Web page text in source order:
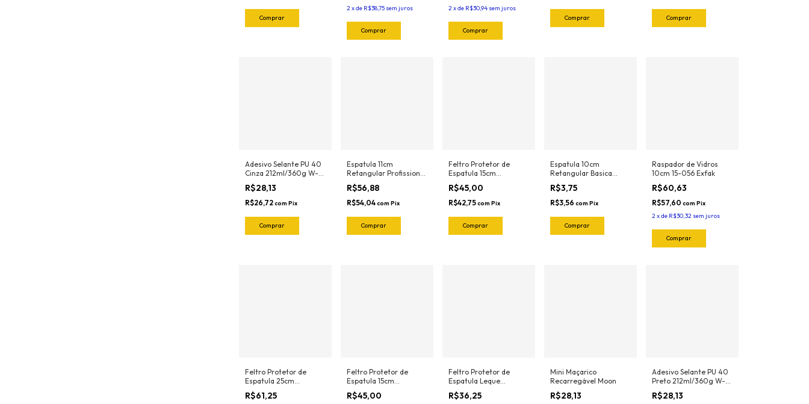
2xde R$38,75 sem juros
2xde R$30,94 sem juros
Adesivo Selante PU 40
Cinza 212ml/360g W-
Max Wurth
R$28,13
R$26,72com Pix
Espatula 11cm
Retangular Profissional
Magnetica GREAT
(Verde-Flexivel) 3112
Joker
R$56,88
R$54,04com Pix
Feltro Protetor de
Espatula 15cm
Profissional Orange
(5und) 1022.O Joker
R$45,00
R$42,75com Pix
Espatula 10cm
Retangular Basica
Neon (Pink-Flexivel)
3030RN Ronek
R$3,75
R$3,56 com Pix
Raspador de Vidros
10cm 15-056 Exfak
R$60,63
R$57,60 com Pix
2xde R$30,32 sem juros
Feltro Protetor de
Espatula 25cm
Profissional Orange
(5und) 1025.O Joker
R$61,25
Feltro Protetor de
Espatula 15cm
Profissional Green
(5und) 1022.G Joker
R$45,00
Feltro Protetor de
Espatula Leque
Profissional Orange
(5und) 1023.O Joker
R$36,25
Mini Maçarico
Recarregável Moon
R$28,13
Adesivo Selante PU 40
Preto 212ml/360g W-
Max Wurth
R$28,13